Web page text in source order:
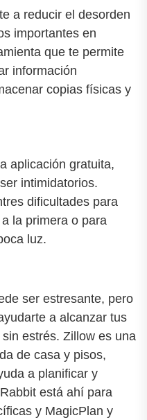
a reducir el desorden
importantes en
que te permite
información
copias físicas y
aplicación gratuita,
intimidatorios.
dificultades para
la primera o para
luz.
ser estresante, pero
a alcanzar tus
estrés. Zillow es una
de casa y pisos,
a planificar y
está ahí para
y MagicPlan y